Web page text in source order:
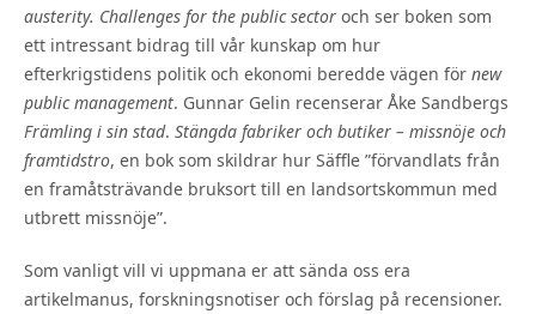
austerity. Challenges for the public sector och ser boken som
ett intressant bidrag till vår kunskap om hur
efterkrigstidens politik och ekonomi beredde vägen för new
public management. Gunnar Gelin recenserar Åke Sandbergs
Främling i sin stad. Stängda fabriker och butiker – missnöje och
framtidstro, en bok som skildrar hur Säffle ”förvandlats från
en framåtsträvande bruksort till en landsortskommun med
utbrett missnöje”.
Som vanligt vill vi uppmana er att sända oss era
artikelmanus, forskningsnotiser och förslag på recensioner.